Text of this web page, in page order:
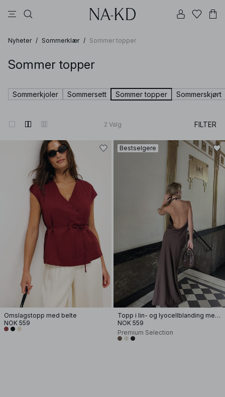
Nyheter / Sommerklær / Sommer topper
Sommer topper
Sommerkjoler Sommersett Sommer topper Sommerskjørt
2 Valg FILTER
Omslagstopp med belte
NOK 559
Bestselgere
Topp i lin- og lyocellblanding med halterneck
NOK 559
Premium Selection